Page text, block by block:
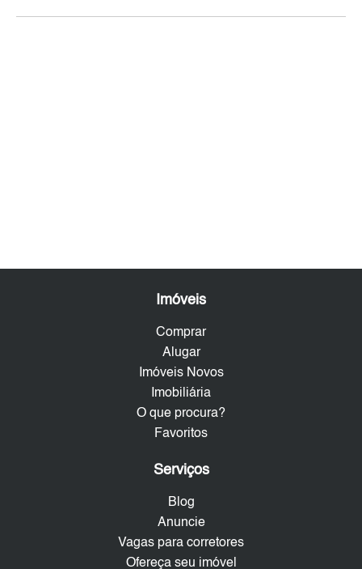
Imóveis
Comprar
Alugar
Imóveis Novos
Imobiliária
O que procura?
Favoritos
Serviços
Blog
Anuncie
Vagas para corretores
Ofereça seu imóvel